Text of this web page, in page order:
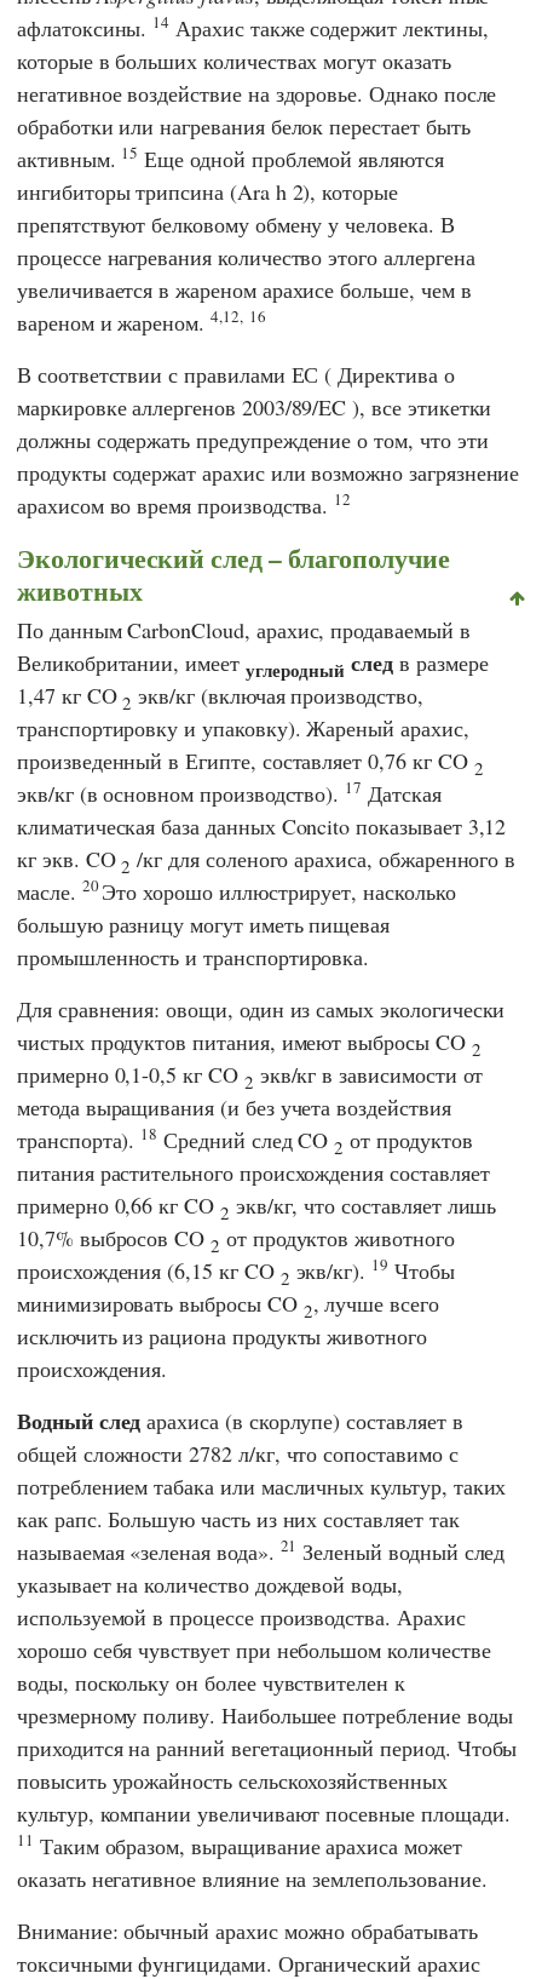
афлатоксины. 14 Арахис также содержит лектины,
которые в больших количествах могут оказать
негативное воздействие на здоровье. Однако после
обработки или нагревания белок перестает быть
активным. 15 Еще одной проблемой являются
ингибиторы трипсина (Ara h 2), которые
препятствуют белковому обмену у человека. В
процессе нагревания количество этого аллергена
увеличивается в жареном арахисе больше, чем в
вареном и жареном. 4,12, 16
В соответствии с правилами ЕС (Директива о
маркировке аллергенов 2003/89/EC ), все этикетки
должны содержать предупреждение о том, что эти
продукты содержат арахис или возможно загрязнение
арахисом во время производства. 12
Экологический след – благополучие
животных
По даннымCarbonCloud, арахис, продаваемый в
Великобритании, имеет углеродный след в размере
1,47 кг CO2 экв/кг (включая производство,
транспортировку и упаковку). Жареный арахис,
произведенный в Египте, составляет 0,76 кг CO 2
экв/кг (в основном производство). 17 Датская
климатическая база данных Concito показывает 3,12
кг экв. CO2 /кг для соленого арахиса, обжаренного в
масле. 20Это хорошо иллюстрирует, насколько
большую разницу могут иметь пищевая
промышленность и транспортировка.
Для сравнения: овощи, один из самых экологически
чистых продуктов питания, имеют выбросы CO 2
примерно 0,1-0,5 кг CO 2 экв/кг в зависимости от
метода выращивания (и без учета воздействия
транспорта). 18 Средний след CO2 от продуктов
питания растительного происхождения составляет
примерно 0,66 кг CO 2 экв/кг, что составляет лишь
10,7% выбросов CO2 от продуктов животного
происхождения (6,15 кг CO 2 экв/кг). 19 Чтобы
минимизировать выбросы CO 2, лучше всего
исключить из рациона продукты животного
происхождения.
Водный след арахиса (в скорлупе) составляет в
общей сложности 2782 л/кг, что сопоставимо с
потреблением табака или масличных культур, таких
как рапс. Большую часть из них составляет так
называемая «зеленая вода». 21 Зеленый водный след
указывает на количество дождевой воды,
используемой в процессе производства. Арахис
хорошо себя чувствует при небольшом количестве
воды, поскольку он более чувствителен к
чрезмерному поливу. Наибольшее потребление воды
приходится на ранний вегетационный период. Чтобы
повысить урожайность сельскохозяйственных
культур, компании увеличивают посевные площади.
11 Таким образом, выращивание арахиса может
оказать негативное влияние на землепользование.
Внимание: обычный арахис можно обрабатывать
токсичными фунгицидами. Органический арахис